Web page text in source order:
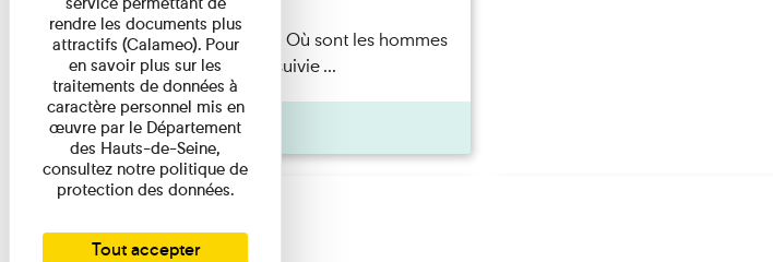
Marie-Hélène Lafon — Où sont les hommes
? Lecture par l’autrice suivie ...
Pages
rendre les documents plus
attractifs (Calameo). Pour
en savoir plus sur les
traitements de données à
caractère personnel mis en
œuvre par le Département
des Hauts-de-Seine,
consultez notre politique de
protection des données.
Tout accepter